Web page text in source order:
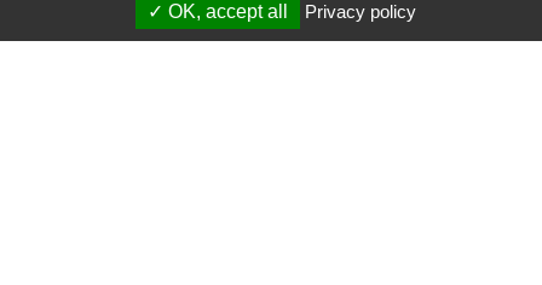
OK, accept all
Privacy policy